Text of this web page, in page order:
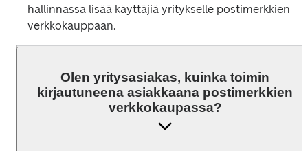
hallinnassa lisää käyttäjiä yritykselle postimerkkien
verkkokauppaan.
Olen yritysasiakas, kuinka toimin
kirjautuneena asiakkaana postimerkkien
verkkokaupassa?